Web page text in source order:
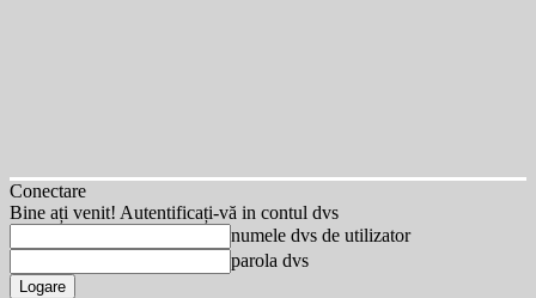
Conectare
Bine ați venit! Autentificați-vă in contul dvs
numele dvs de utilizator
parola dvs